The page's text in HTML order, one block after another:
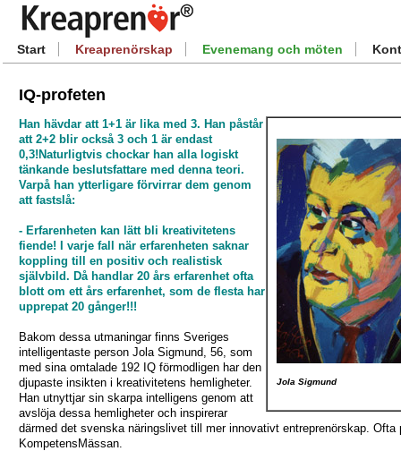
Start Kreaprenörskap Evenemang och möten
IQ-profeten
Jola Sigmund
Han hävdar att 1+1 är lika med 3. Han påstår
att 2+2 blir också 3 och 1 är endast
0,3!Naturligtvis chockar han alla logiskt
tänkande beslutsfattare med denna teori.
Varpå han ytterligare förvirrar dem genom
att fastslå:
- Erfarenheten kan lätt bli kreativitetens
fiende! I varje fall när erfarenheten saknar
koppling till en positiv och realistisk
självbild. Då handlar 20 års erfarenhet ofta
blott om ett års erfarenhet, som de flesta har
upprepat 20 gånger!!!
Bakom dessa utmaningar finns Sveriges
intelligentaste person Jola Sigmund, 56, som
med sina omtalade 192 IQ förmodligen har den
djupaste insikten i kreativitetens hemligheter.
Han utnyttjar sin skarpa intelligens genom att
avslöja dessa hemligheter och inspirerar
därmed det svenska näringslivet till mer innovativt entreprenörskap. Ofta
KompetensMässan.